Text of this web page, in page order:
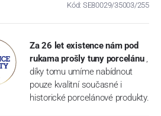
Kód: SE80029/35003/255
Za 26 let existence nám pod
rukama prošly tuny porcelánu ,
díky tomu umíme nabídnout
pouze kvalitní současné i
historické porcelánové produkty.